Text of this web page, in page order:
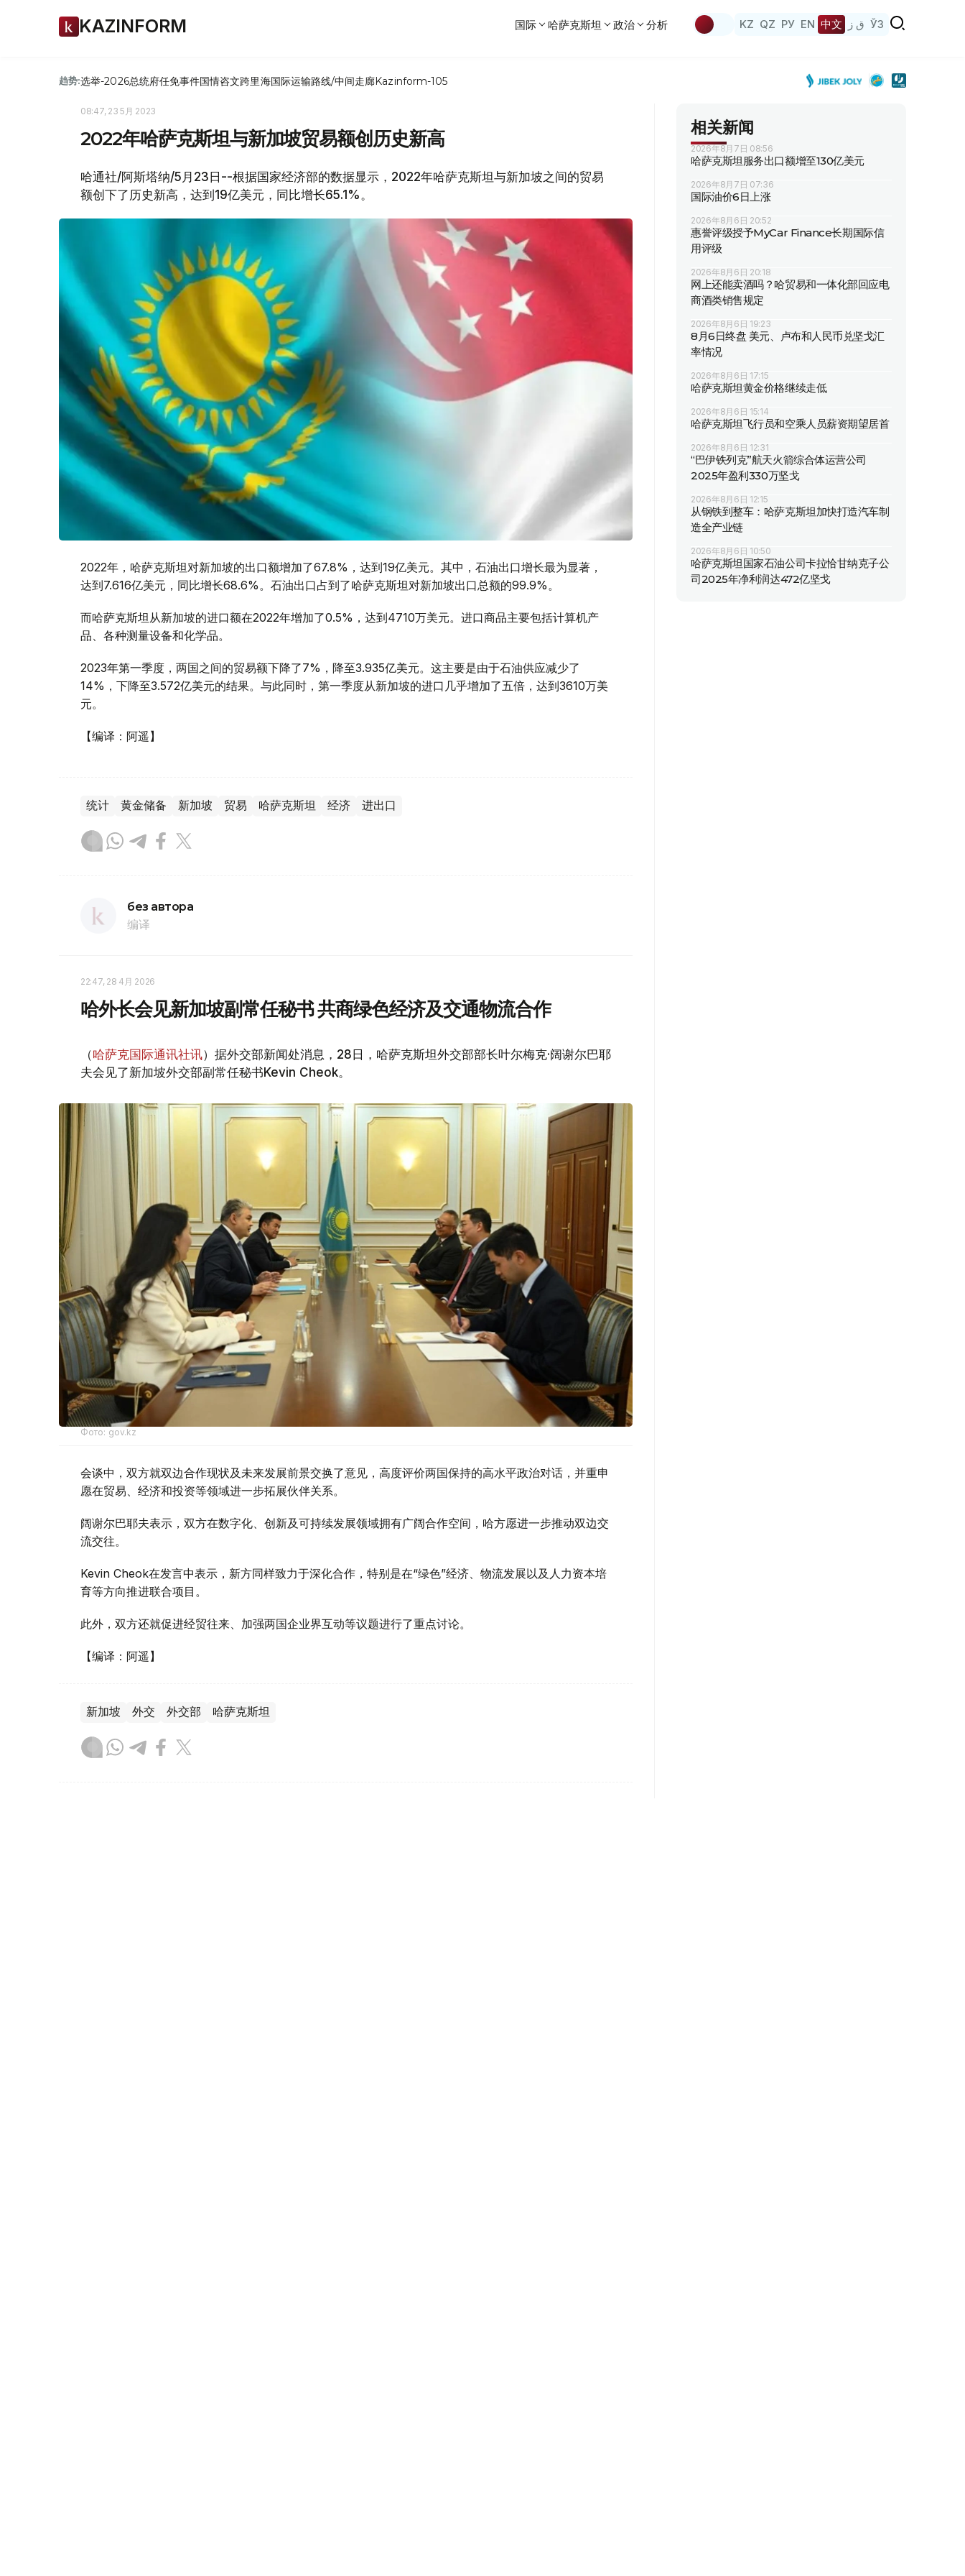
KAZINFORM 国际 哈萨克斯坦 政治 分析 KZ QZ РУ EN 中文 ق ز ЎЗ
趋势:选举-2026总统府任免事件国情咨文跨里海国际运输路线/中间走廊Kazinform-105
08:47, 23 5月 2023
2022年哈萨克斯坦与新加坡贸易额创历史新高
哈通社/阿斯塔纳/5月23日--根据国家经济部的数据显示，2022年哈萨克斯坦与新加坡之间的贸易
额创下了历史新高，达到19亿美元，同比增长65.1%。
2022年，哈萨克斯坦对新加坡的出口额增加了67.8%，达到19亿美元。其中，石油出口增长最为显著，
达到7.616亿美元，同比增长68.6%。石油出口占到了哈萨克斯坦对新加坡出口总额的99.9%。
而哈萨克斯坦从新加坡的进口额在2022年增加了0.5%，达到4710万美元。进口商品主要包括计算机产
品、各种测量设备和化学品。
2023年第一季度，两国之间的贸易额下降了7%，降至3.935亿美元。这主要是由于石油供应减少了
14%，下降至3.572亿美元的结果。与此同时，第一季度从新加坡的进口几乎增加了五倍，达到3610万美
元。
【编译：阿遥】
统计 黄金储备 新加坡 贸易 哈萨克斯坦 经济 进出口
без автора
编译
22:47, 28 4月 2026
哈外长会见新加坡副常任秘书 共商绿色经济及交通物流合作
（哈萨克国际通讯社讯）据外交部新闻处消息，28日，哈萨克斯坦外交部部长叶尔梅克·阔谢尔巴耶
夫会见了新加坡外交部副常任秘书Kevin Cheok。
Фото: gov.kz
会谈中，双方就双边合作现状及未来发展前景交换了意见，高度评价两国保持的高水平政治对话，并重申
愿在贸易、经济和投资等领域进一步拓展伙伴关系。
阔谢尔巴耶夫表示，双方在数字化、创新及可持续发展领域拥有广阔合作空间，哈方愿进一步推动双边交
流交往。
Kevin Cheok在发言中表示，新方同样致力于深化合作，特别是在“绿色”经济、物流发展以及人力资本培
育等方向推进联合项目。
此外，双方还就促进经贸往来、加强两国企业界互动等议题进行了重点讨论。
【编译：阿遥】
新加坡 外交 外交部 哈萨克斯坦
相关新闻
2026年8月7日 08:56
哈萨克斯坦服务出口额增至130亿美元
2026年8月7日 07:36
国际油价6日上涨
2026年8月6日 20:52
惠誉评级授予MyCar Finance长期国际信
用评级
2026年8月6日 20:18
网上还能卖酒吗？哈贸易和一体化部回应电
商酒类销售规定
2026年8月6日 19:23
8月6日终盘 美元、卢布和人民币兑坚戈汇
率情况
2026年8月6日 17:15
哈萨克斯坦黄金价格继续走低
2026年8月6日 15:14
哈萨克斯坦飞行员和空乘人员薪资期望居首
2026年8月6日 12:31
“巴伊铁列克”航天火箭综合体运营公司
2025年盈利330万坚戈
2026年8月6日 12:15
从钢铁到整车：哈萨克斯坦加快打造汽车制
造全产业链
2026年8月6日 10:50
哈萨克斯坦国家石油公司卡拉恰甘纳克子公
司2025年净利润达472亿坚戈